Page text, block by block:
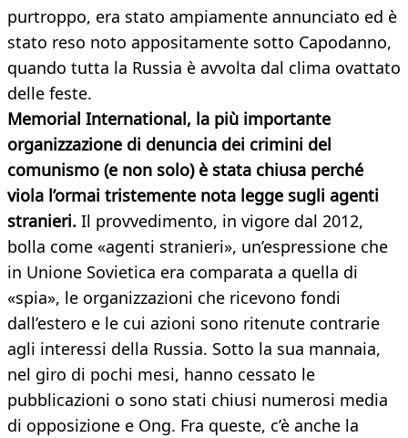
purtroppo, era stato ampiamente annunciato ed è
stato reso noto appositamente sotto Capodanno,
quando tutta la Russia è avvolta dal clima ovattato
delle feste.
Memorial International, la più importante
organizzazione di denuncia dei crimini del
comunismo (e non solo) è stata chiusa perché
viola l’ormai tristemente nota legge sugli agenti
stranieri. Il provvedimento, in vigore dal 2012,
bolla come «agenti stranieri», un’espressione che
in Unione Sovietica era comparata a quella di
«spia», le organizzazioni che ricevono fondi
dall’estero e le cui azioni sono ritenute contrarie
agli interessi della Russia. Sotto la sua mannaia,
nel giro di pochi mesi, hanno cessato le
pubblicazioni o sono stati chiusi numerosi media
di opposizione e Ong. Fra queste, c’è anche la